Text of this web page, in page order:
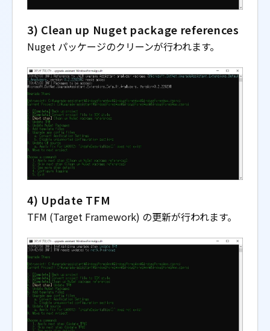
3) Clean up Nuget package references
Nuget パッケージのクリーンが行われます。
4) Update TFM
TFM (Target Framework) の更新が行われます。